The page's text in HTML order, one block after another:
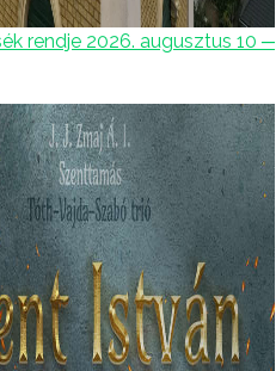
rendje 2026. augusztus 10 ─